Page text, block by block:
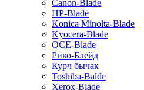
Canon-Blade
HP-Blade
Konica Minolta-Blade
Kyocera-Blade
OCE-Blade
Рико-Блейд
Курч бычак
Toshiba-Balde
Xerox-Blade